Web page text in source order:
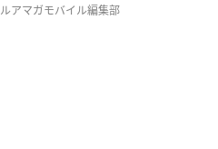
ルアマガモバイル編集部